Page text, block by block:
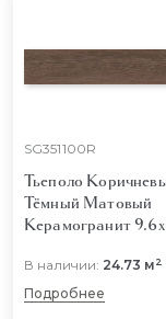
SG351100R
Тьеполо
Тёмный Матовый
Керамогранит
В наличии: 24.73 м2
Подробнее